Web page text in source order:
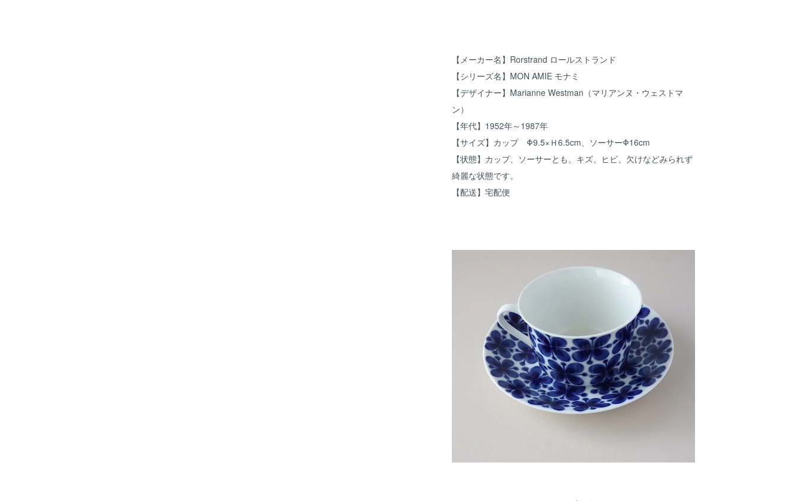
【メーカー名】Rorstrand ロールストランド
【シリーズ名】MON AMIE モナミ
【デザイナー】Marianne Westman（マリアンヌ・ウェストマ
ン）
【年代】1952年～1987年
【サイズ】カップ Φ9.5×Ｈ6.5cm、ソーサーΦ16cm
【状態】カップ、ソーサーとも、キズ、ヒビ、欠けなどみられず
綺麗な状態です。
【配送】宅配便